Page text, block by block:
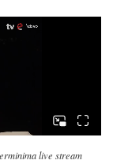
live stream